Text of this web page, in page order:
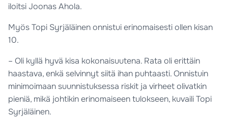
iloitsi Joonas Ahola.
Myös Topi Syrjäläinen onnistui erinomaisesti ollen kisan
10.
– Oli kyllä hyvä kisa kokonaisuutena. Rata oli erittäin
haastava, enkä selvinnyt siitä ihan puhtaasti. Onnistuin
minimoimaan suunnistuksessa riskit ja virheet olivatkin
pieniä, mikä johtikin erinomaiseen tulokseen, kuvaili Topi
Syrjäläinen.